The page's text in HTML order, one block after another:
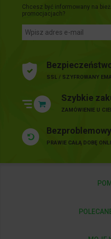
Chcesz być informowany na
promocjacjach?
SSL / SZYFROWANY
Szybkie
ZAMÓWIENIE U
PRAWIE CAŁĄ DOBĘ